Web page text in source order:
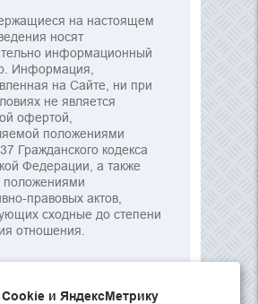
на настоящем
носят
информационный
Информация,
на Сайте, ни при
не является
офертой,
положениями
Гражданского кодекса
Федерации, а также
положениями
правовых актов,
сходные до степени
отношения.
и ЯндексМетрику